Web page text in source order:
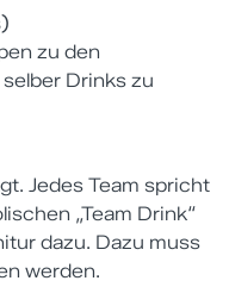
zu den
Drinks zu
Jedes Team spricht
„Team Drink“
dazu. Dazu muss
werden.